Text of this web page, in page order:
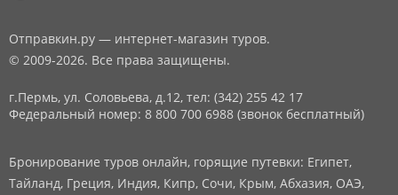
Отправкин.ру — интернет-магазин туров.
© 2009-2026. Все права защищены.
г.Пермь, ул. Соловьева, д.12, тел: (342) 255 42 17
Федеральный номер: 8 800 700 6988 (звонок бесплатный)
Бронирование туров онлайн, горящие путевки: Египет,
Тайланд, Греция, Индия, Кипр, Сочи, Крым, Абхазия, ОАЭ,